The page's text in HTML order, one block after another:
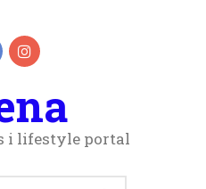
i lifestyle portal